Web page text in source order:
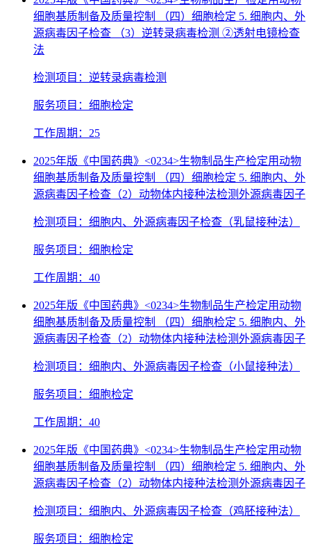
细胞基质制备及质量控制 （四）细胞检定 5. 细胞内、外
源病毒因子检查 （3）逆转录病毒检测 ②透射电镜检查
法
检测项目：逆转录病毒检测
服务项目：细胞检定
工作周期：25
2025年版《中国药典》<0234>生物制品生产检定用动物
细胞基质制备及质量控制 （四）细胞检定 5. 细胞内、外
源病毒因子检查（2）动物体内接种法检测外源病毒因子
检测项目：细胞内、外源病毒因子检查（乳鼠接种法）
服务项目：细胞检定
工作周期：40
2025年版《中国药典》<0234>生物制品生产检定用动物
细胞基质制备及质量控制 （四）细胞检定 5. 细胞内、外
源病毒因子检查（2）动物体内接种法检测外源病毒因子
检测项目：细胞内、外源病毒因子检查（小鼠接种法）
服务项目：细胞检定
工作周期：40
2025年版《中国药典》<0234>生物制品生产检定用动物
细胞基质制备及质量控制 （四）细胞检定 5. 细胞内、外
源病毒因子检查（2）动物体内接种法检测外源病毒因子
检测项目：细胞内、外源病毒因子检查（鸡胚接种法）
服务项目：细胞检定